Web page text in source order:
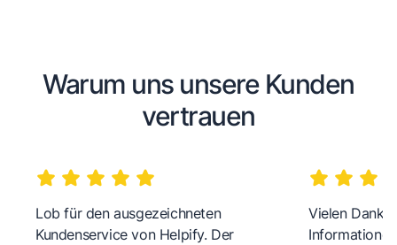
Warum uns unsere Kunden
vertrauen
Lob für den ausgezeichneten
Kundenservice von Helpify. Der
Vielen Dank